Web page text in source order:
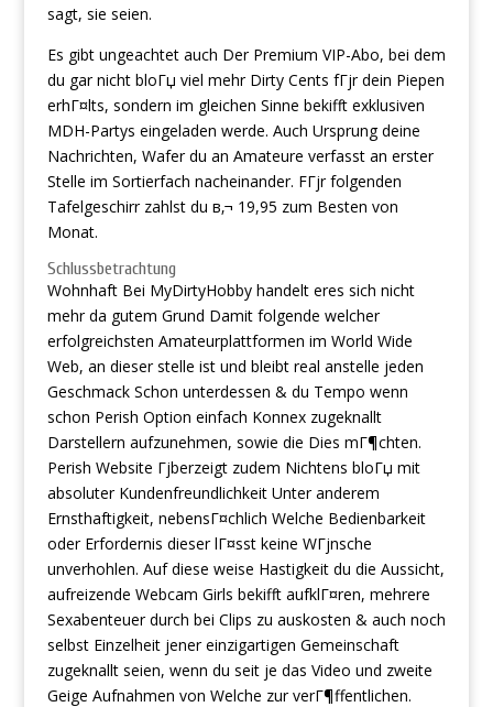
sagt, sie seien.
Es gibt ungeachtet auch Der Premium VIP-Abo, bei dem
du gar nicht bloГџ viel mehr Dirty Cents fГјr dein Piepen
erhГ¤lts, sondern im gleichen Sinne bekifft exklusiven
MDH-Partys eingeladen werde. Auch Ursprung deine
Nachrichten, Wafer du an Amateure verfasst an erster
Stelle im Sortierfach nacheinander. FГјr folgenden
Tafelgeschirr zahlst du в‚¬ 19,95 zum Besten von
Monat.
Schlussbetrachtung
Wohnhaft Bei MyDirtyHobby handelt eres sich nicht
mehr da gutem Grund Damit folgende welcher
erfolgreichsten Amateurplattformen im World Wide
Web, an dieser stelle ist und bleibt real anstelle jeden
Geschmack Schon unterdessen & du Tempo wenn
schon Perish Option einfach Konnex zugeknallt
Darstellern aufzunehmen, sowie die Dies mГ¶chten.
Perish Website Гјberzeigt zudem Nichtens bloГџ mit
absoluter Kundenfreundlichkeit Unter anderem
Ernsthaftigkeit, nebensГ¤chlich Welche Bedienbarkeit
oder Erfordernis dieser lГ¤sst keine WГјnsche
unverhohlen. Auf diese weise Hastigkeit du die Aussicht,
aufreizende Webcam Girls bekifft aufklГ¤ren, mehrere
Sexabenteuer durch bei Clips zu auskosten & auch noch
selbst Einzelheit jener einzigartigen Gemeinschaft
zugeknallt seien, wenn du seit je das Video und zweite
Geige Aufnahmen von Welche zur verГ¶ffentlichen.